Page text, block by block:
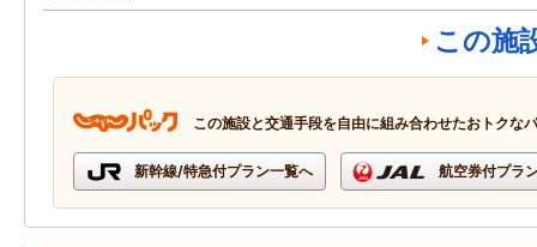
この施
この施設と交通手段を自由に組み合わせたおトクな
新幹線/特急付プラン一覧へ 航空券付プラ